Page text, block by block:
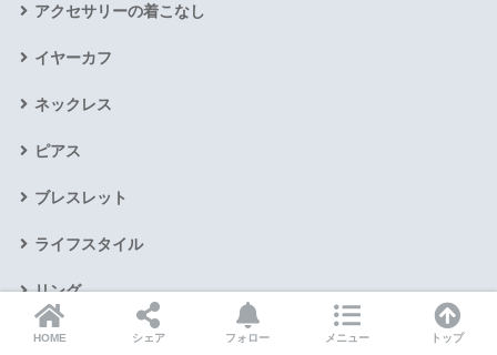
アクセサリーの着こなし
イヤーカフ
ネックレス
ピアス
ブレスレット
ライフスタイル
リング
個人的な活動
HOME シェア フォロー メニュー トップ